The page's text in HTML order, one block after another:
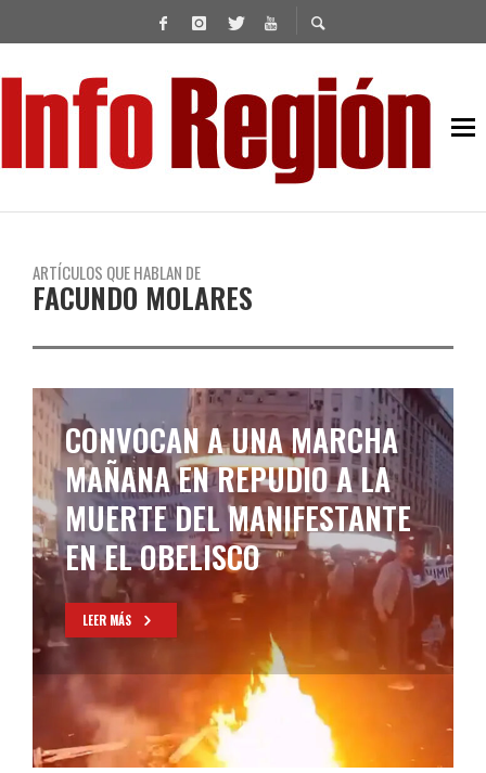
ARTÍCULOS QUE HABLAN DE
FACUNDO MOLARES
CONVOCAN A UNA MARCHA
MAÑANA EN REPUDIO A LA
MUERTE DEL MANIFESTANTE
EN EL OBELISCO
LEER MÁS